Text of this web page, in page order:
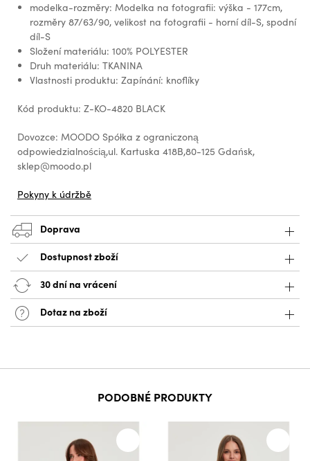
modelka-rozměry: Modelka na fotografii: výška - 177cm,
rozměry 87/63/90, velikost na fotografii - horní díl-S, spodní
díl-S
Složení materiálu: 100% POLYESTER
Druh materiálu: TKANINA
Vlastnosti produktu: Zapínání: knoflíky
Kód produktu: Z-KO-4820 BLACK
Dovozce: MOODO Spółka z ograniczoną
odpowiedzialnością,ul. Kartuska 418B,80-125 Gdańsk,
sklep@moodo.pl
Pokyny k údržbě
Doprava
Dostupnost zboží
30 dní na vrácení
Dotaz na zboží
PODOBNÉ PRODUKTY